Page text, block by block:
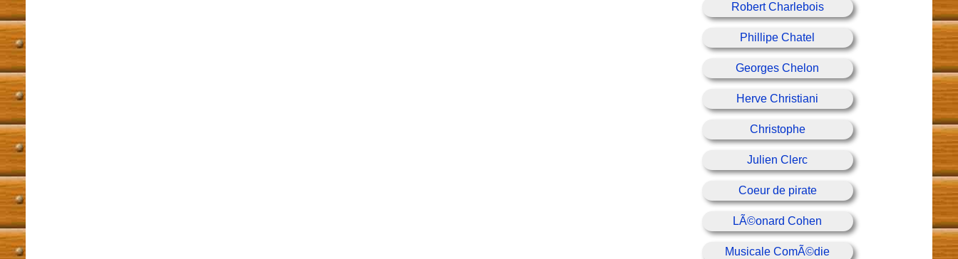
Robert Charlebois
Phillipe Chatel
Georges Chelon
Herve Christiani
Christophe
Julien Clerc
Coeur de pirate
LÃ©onard Cohen
Musicale ComÃ©die